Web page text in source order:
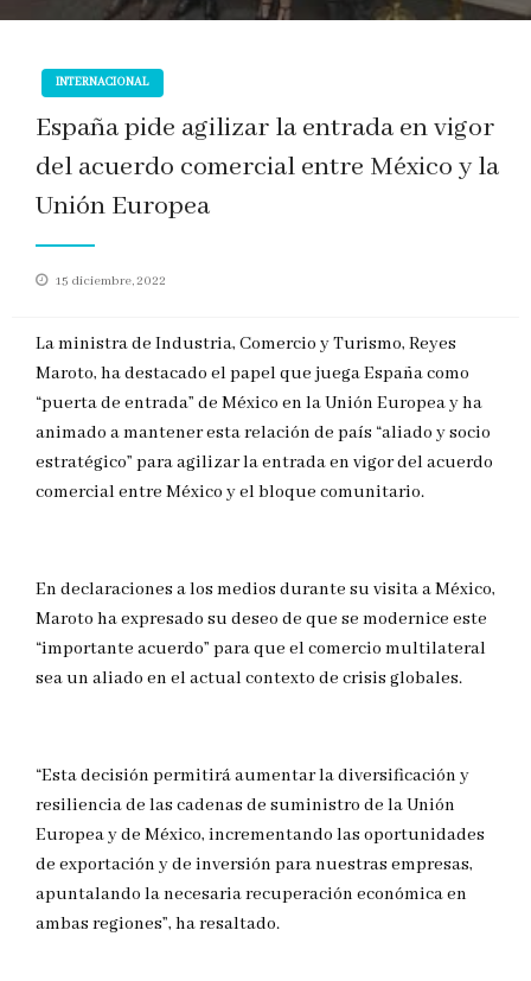
INTERNACIONAL
España pide agilizar la entrada en vigor
del acuerdo comercial entre México y la
Unión Europea
Publicado
15 diciembre, 2022
La ministra de Industria, Comercio y Turismo, Reyes
Maroto, ha destacado el papel que juega España como
“puerta de entrada” de México en la Unión Europea y ha
animado a mantener esta relación de país “aliado y socio
estratégico” para agilizar la entrada en vigor del acuerdo
comercial entre México y el bloque comunitario.
En declaraciones a los medios durante su visita a México,
Maroto ha expresado su deseo de que se modernice este
“importante acuerdo” para que el comercio multilateral
sea un aliado en el actual contexto de crisis globales.
“Esta decisión permitirá aumentar la diversificación y
resiliencia de las cadenas de suministro de la Unión
Europea y de México, incrementando las oportunidades
de exportación y de inversión para nuestras empresas,
apuntalando la necesaria recuperación económica en
ambas regiones”, ha resaltado.